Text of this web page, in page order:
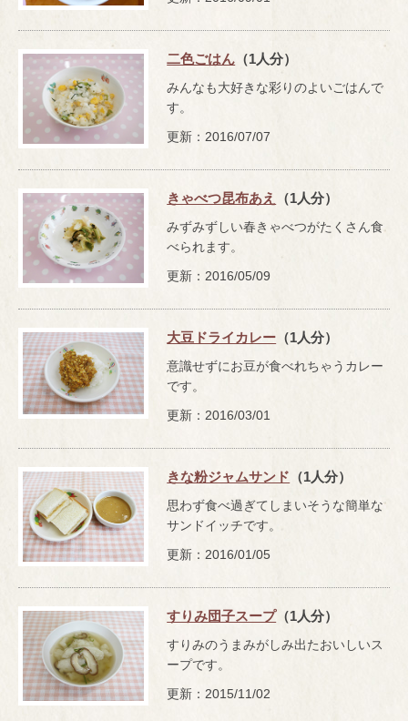
二色ごはん （1人分）
みんなも大好きな彩りのよいごはんで
す。
更新：2016/07/07
きゃべつ昆布あえ （1人分）
みずみずしい春きゃべつがたくさん食
べられます。
更新：2016/05/09
大豆ドライカレー （1人分）
意識せずにお豆が食べれちゃうカレー
です。
更新：2016/03/01
きな粉ジャムサンド （1人分）
思わず食べ過ぎてしまいそうな簡単な
サンドイッチです。
更新：2016/01/05
すりみ団子スープ（1人分）
すりみのうまみがしみ出たおいしいス
ープです。
更新：2015/11/02